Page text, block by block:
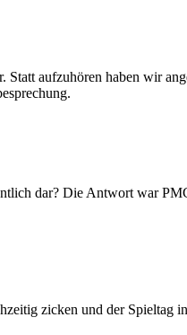
aufzuhören haben wir
dar? Die Antwort war
zicken und der Spieltag